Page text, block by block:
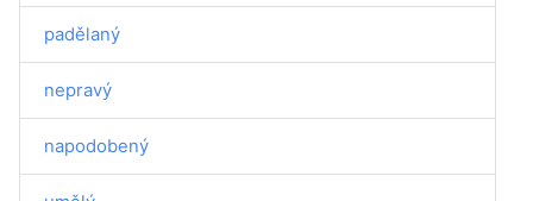
padělaný
nepravý
napodobený